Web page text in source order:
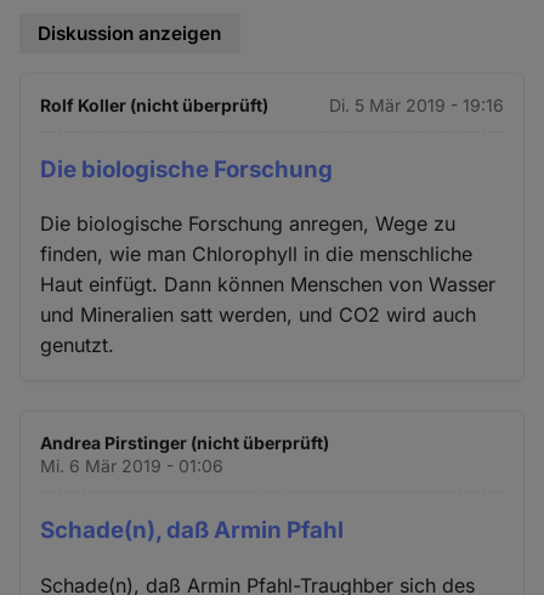
Diskussion anzeigen
Rolf Koller (nicht überprüft) Di. 5 Mär 2019 - 19:16
Die biologische Forschung
Die biologische Forschung anregen, Wege zu
finden, wie man Chlorophyll in die menschliche
Haut einfügt. Dann können Menschen von Wasser
und Mineralien satt werden, und CO2 wird auch
genutzt.
Andrea Pirstinger (nicht überprüft)
Mi. 6 Mär 2019 - 01:06
Schade(n), daß Armin Pfahl
Schade(n), daß Armin Pfahl-Traughber sich des